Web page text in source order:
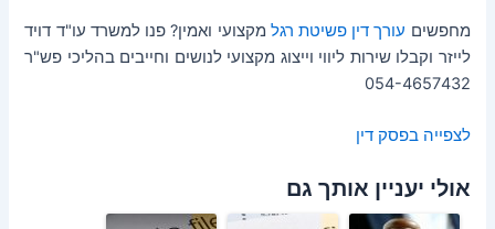
מחפשים עורך דין פשיטת רגל מקצועי ואמין? פנו למשרד עו"ד דויד
לייזר וקבלו שירות ליווי וייצוג מקצועי לנושים וחייבים בהליכי פש"ר
054-4657432
לצפייה בפסק דין
אולי יעניין אותך גם